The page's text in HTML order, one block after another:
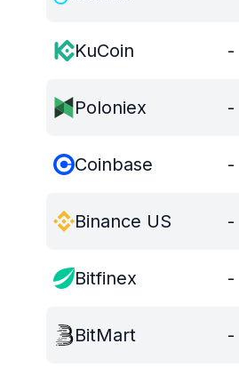
KuCoin -
Poloniex -
Coinbase -
Binance US -
Bitfinex -
BitMart -